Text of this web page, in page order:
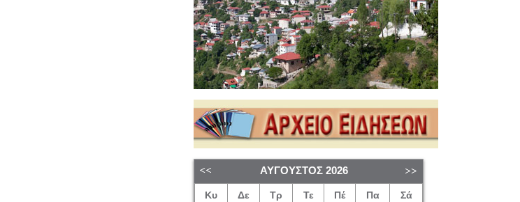
ΑΎΓΟΥΣΤΟΣ 2026
Κυ Δε Τρ Τε Πέ Πα Σά